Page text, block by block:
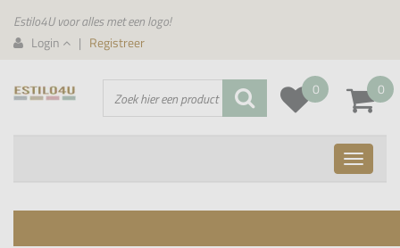
Estilo4U voor alles met een logo!
Login
| Registreer
0 0